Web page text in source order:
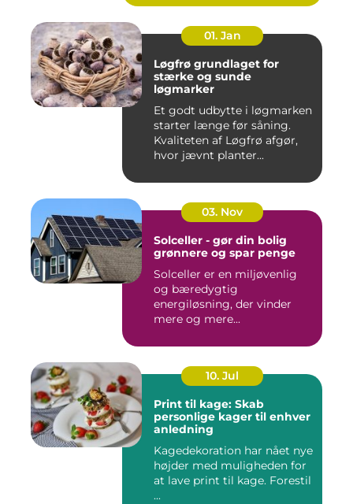
01. Jan
Løgfrø grundlaget for
stærke og sunde
løgmarker
Et godt udbytte i løgmarken
starter længe før såning.
Kvaliteten af Løgfrø afgør,
hvor jævnt planter...
03. Nov
Solceller - gør din bolig
grønnere og spar penge
Solceller er en miljøvenlig
og bæredygtig
energiløsning, der vinder
mere og mere...
10. Jul
Print til kage: Skab
personlige kager til enhver
anledning
Kagedekoration har nået nye
højder med muligheden for
at lave print til kage. Forestil
...